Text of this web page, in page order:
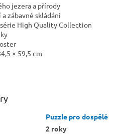
jezera a přírody
zábavné skládání
High Quality Collection
× 59,5 cm
Puzzle pro dospělé
2 roky